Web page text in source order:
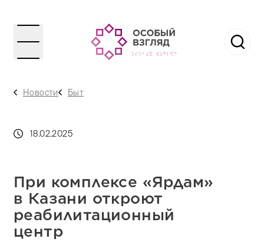
Новости Быт
18.02.2025
При комплексе «Ярдам»
в Казани откроют
реабилитационный
центр